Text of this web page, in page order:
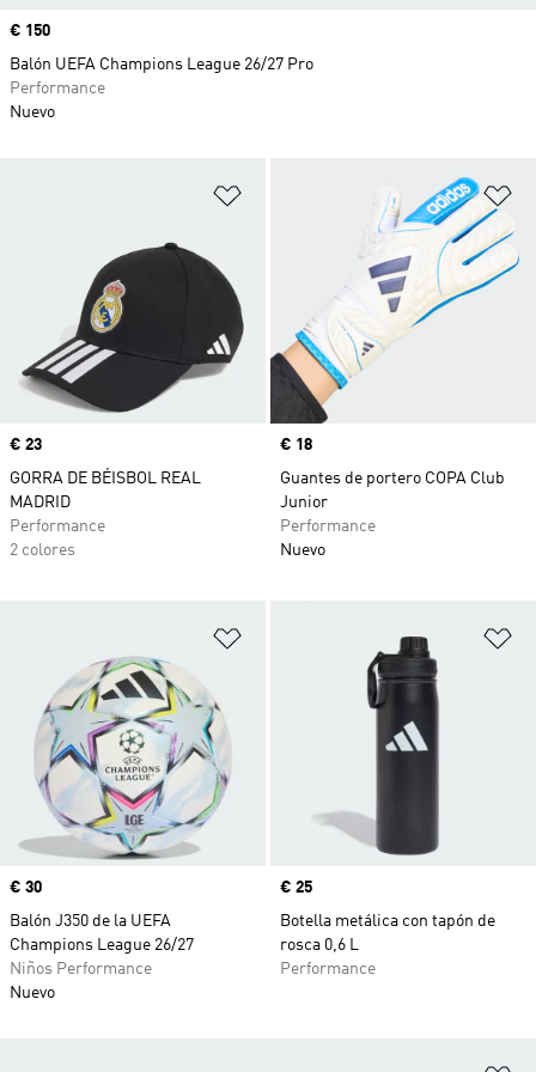
Añadir a la lista de deseos
Precio
€ 23
GORRA DE BÉISBOL REAL
MADRID
Performance
2 colores
Precio
€ 18
Guantes de portero COPA Club
Junior
Performance
Nuevo
Añadir a la lista de deseos
Precio
€ 30
Balón J350 de la UEFA
Champions League 26/27
Niños Performance
Nuevo
Precio
€ 25
Botella metálica con tapón de
rosca 0,6 L
Performance
Precio
€ 150
Balón UEFA Champions League 26/27 Pro
Performance
Nuevo